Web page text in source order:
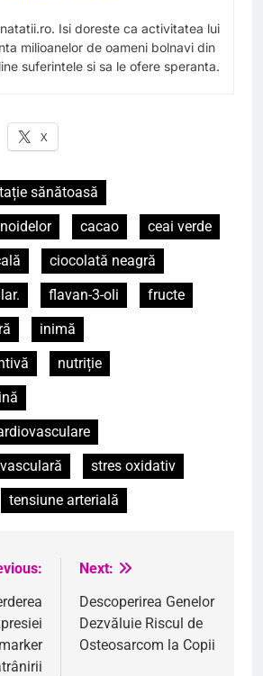
Isi doreste ca activitatea lui
milioanelor de oameni bolnavi din
suferintele si sa le ofere speranta.
X
sănătoasă
cacao
ceai verde
ciocolată neagră
flavan-3-oli
fructe
inimă
nutriție
stres oxidativ
tensiune arterială
Next:
Descoperirea Genelor
Dezvăluie Riscul de
Osteosarcom la Copii